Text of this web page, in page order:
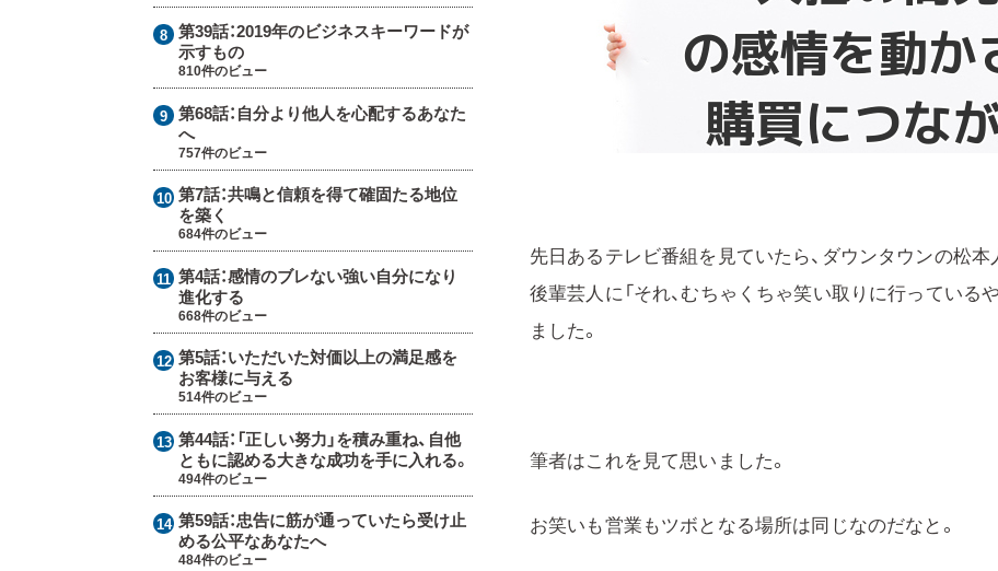
先日あるテレビ番組を見ていたら、ダウンタウンの松
後輩芸人に「それ、むちゃくちゃ笑い取りに行っているや
ました。
筆者はこれを見て思いました。
お笑いも営業もツボとなる場所は同じなのだなと。
第39話：2019年のビジネスキーワードが
示すもの
810件のビュー
第68話：自分より他人を心配するあなた
へ
757件のビュー
第7話：共鳴と信頼を得て確固たる地位
を築く
684件のビュー
第4話：感情のブレない強い自分になり
進化する
668件のビュー
第5話：いただいた対価以上の満足感を
お客様に与える
514件のビュー
第44話： 「正しい努力」を積み重ね、自他
ともに認める大きな成功を手に入れる。
494件のビュー
第59話：忠告に筋が通っていたら受け止
める公平なあなたへ
484件のビュー